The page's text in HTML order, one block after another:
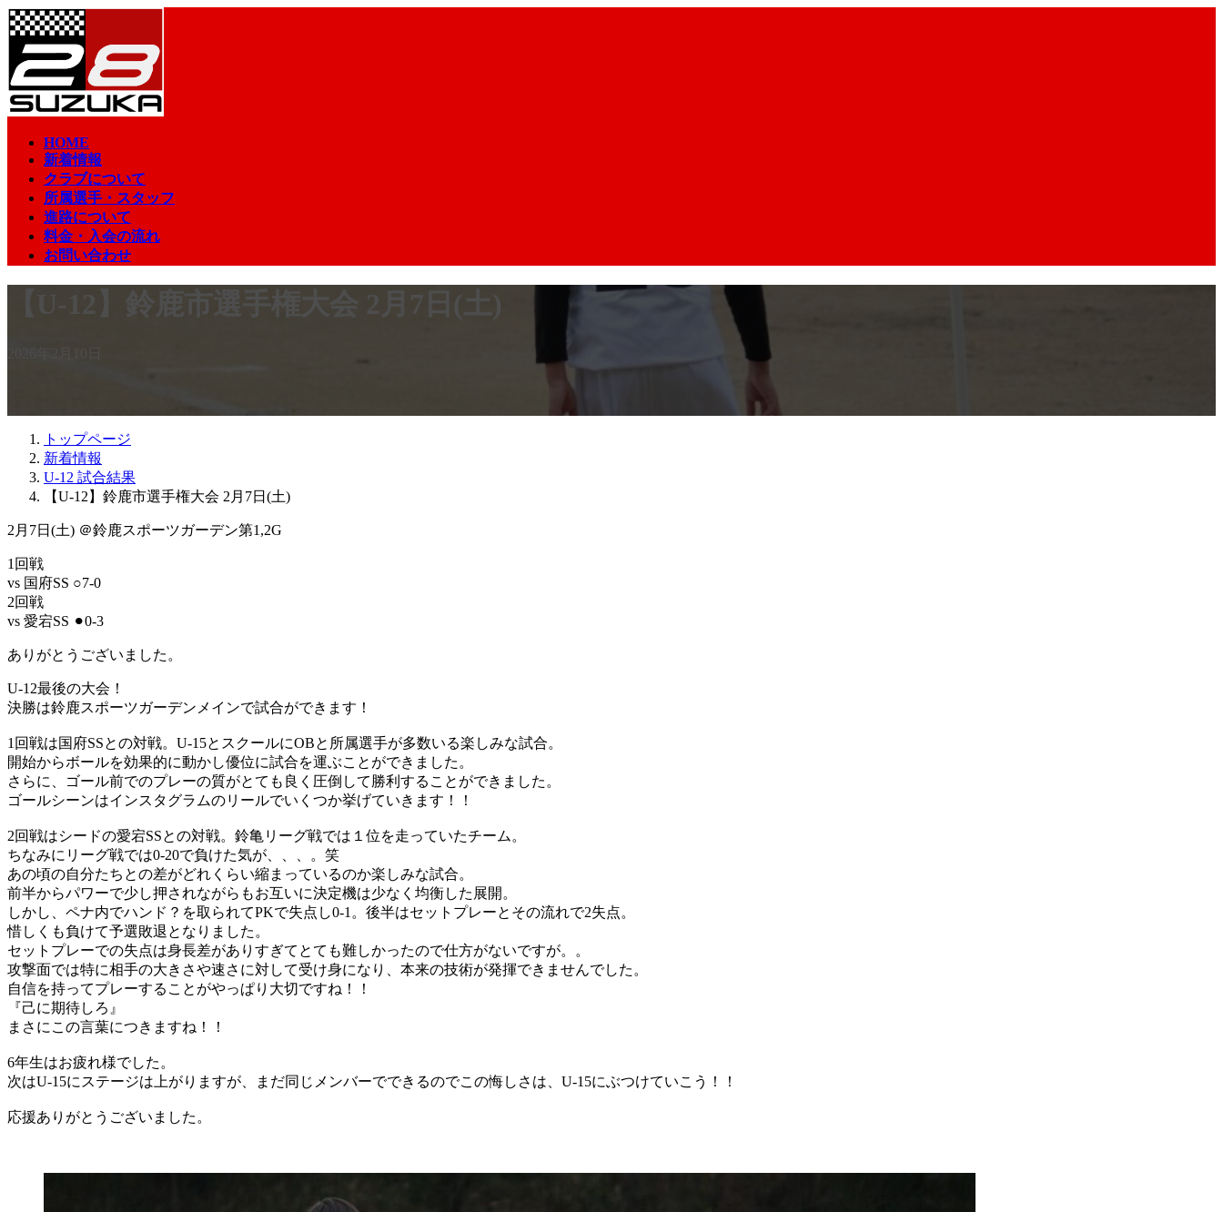
コ
ン
ン
ツ
へ
ナ
ビ
ー
シ
ョ
HOME
新着情報
クラブについて
所属選手・スタッフ
進路について
料金・入会の流れ
お問い合わせ
【U-12】鈴鹿市選手権大会 2月7日(土)
トップページ
新着情報
U-12 試合結果
【U-12】鈴鹿市選手権大会 2月7日(土)
2月7日(土) ＠鈴鹿スポーツガーデン第1,2G
1回戦
vs 国府SS ○7-0
2回戦
vs 愛宕SS ⚫︎0-3
ありがとうございました。
U-12最後の大会！
決勝は鈴鹿スポーツガーデンメインで試合ができます！
1回戦は国府SSとの対戦。U-15とスクールにOBと所属選手が多数いる楽しみな試合。
開始からボールを効果的に動かし優位に試合を運ぶことができました。
さらに、ゴール前でのプレーの質がとても良く圧倒して勝利することができました。
ゴールシーンはインスタグラムのリールでいくつか挙げていきます！！
2回戦はシードの愛宕SSとの対戦。鈴亀リーグ戦では１位を走っていたチーム。
ちなみにリーグ戦では0-20で負けた気が、、、。笑
あの頃の自分たちとの差がどれくらい縮まっているのか楽しみな試合。
前半からパワーで少し押されながらもお互いに決定機は少なく均衡した展開。
しかし、ペナ内でハンド？を取られてPKで失点し0-1。後半はセットプレーとその流れで2失点。
惜しくも負けて予選敗退となりました。
セットプレーでの失点は身長差がありすぎてとても難しかったので仕方がないですが。。
攻撃面では特に相手の大きさや速さに対して受け身になり、本来の技術が発揮できませんでした。
自信を持ってプレーすることがやっぱり大切ですね！！
『己に期待しろ』
まさにこの言葉につきますね！！
6年生はお疲れ様でした。
次はU-15にステージは上がりますが、まだ同じメンバーでできるのでこの悔しさは、U-15にぶつけていこう！！
応援ありがとうございました。